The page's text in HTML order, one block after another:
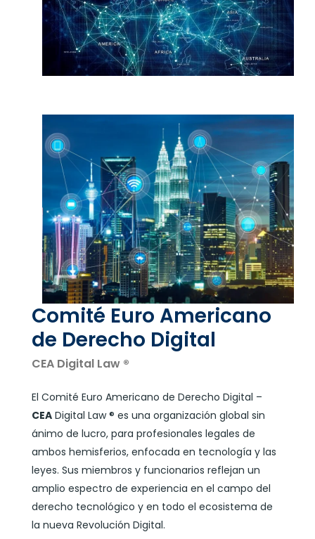
Comité Euro Americano
de Derecho Digital
CEA Digital Law ®
El Comité Euro Americano de Derecho Digital –
CEA Digital Law ® es una organización global sin
ánimo de lucro, para profesionales legales de
ambos hemisferios, enfocada en tecnología y las
leyes. Sus miembros y funcionarios reflejan un
amplio espectro de experiencia en el campo del
derecho tecnológico y en todo el ecosistema de
la nueva Revolución Digital.